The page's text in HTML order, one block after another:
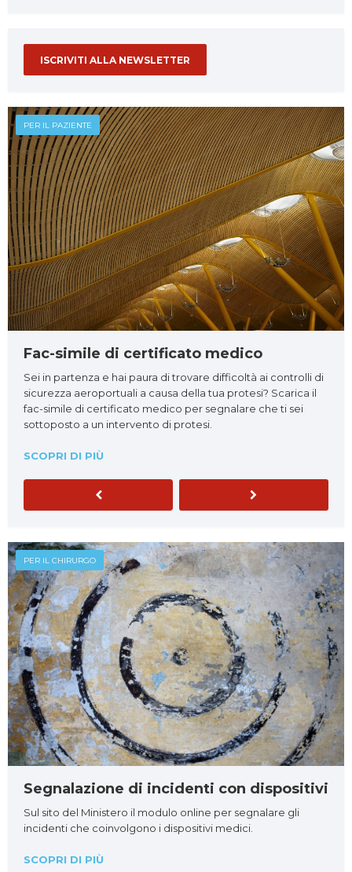
ISCRIVITI ALLA NEWSLETTER
PER IL PAZIENTE
Fac-simile di certificato medico
Sei in partenza e hai paura di trovare difficoltà ai controlli di
sicurezza aeroportuali a causa della tua protesi? Scarica il
fac-simile di certificato medico per segnalare che ti sei
sottoposto a un intervento di protesi.
SCOPRI DI PIÙ
Previous Next
PER IL CHIRURGO
Segnalazione di incidenti con dispositivi
Sul sito del Ministero il modulo online per segnalare gli
incidenti che coinvolgono i dispositivi medici.
SCOPRI DI PIÙ